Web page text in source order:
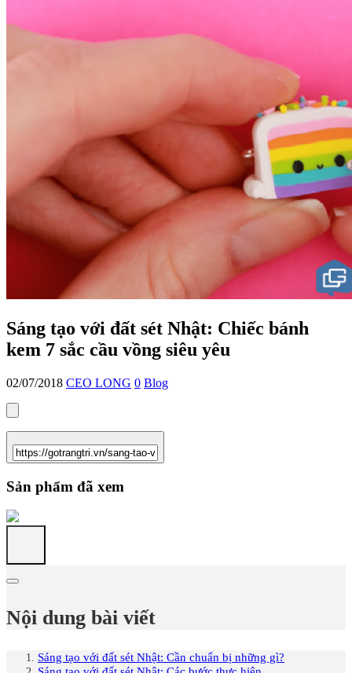
Sáng tạo với đất sét Nhật: Chiếc bánh
kem 7 sắc cầu vồng siêu yêu
02/07/2018 CEO LONG 0 Blog
Sản phẩm đã xem
Nội dung bài viết
Sáng tạo với đất sét Nhật: Cần chuẩn bị những gì?